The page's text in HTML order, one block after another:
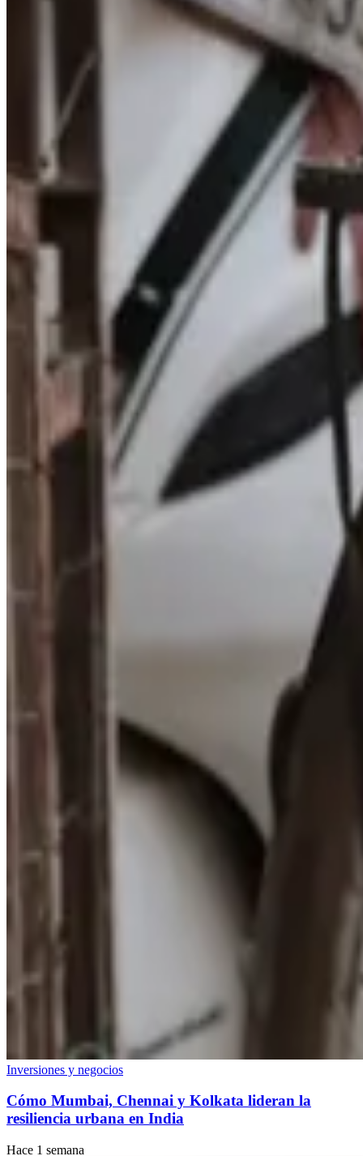
Inversiones y negocios
Cómo Mumbai, Chennai y Kolkata lideran la
resiliencia urbana en India
Hace 1 semana